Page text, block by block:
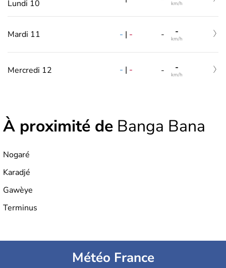
Lundi 10
km/h
Mardi 11 - | - - -
km/h
Mercredi 12 - | - - -
km/h
À proximité de Banga Bana
Nogaré
Karadjé
Gawèye
Terminus
Météo France